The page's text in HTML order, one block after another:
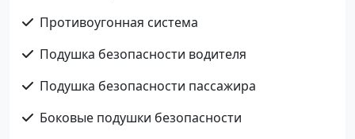
Противоугонная система
Подушка безопасности водителя
Подушка безопасности пассажира
Боковые подушки безопасности